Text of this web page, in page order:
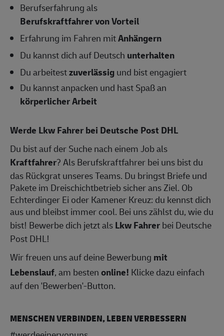
Berufserfahrung als
Berufskraftfahrer von Vorteil
Erfahrung im Fahren mitAnhängern
Du kannst dich auf Deutsch unterhalten
Du arbeitestzuverlässigund bist engagiert
Du kannst anpacken und hast Spaß an
körperlicher Arbeit
Werde Lkw Fahrer bei Deutsche Post DHL
Du bist auf der Suche nach einem Job als
Kraftfahrer? Als Berufskraftfahrer bei uns bist du
das Rückgrat unseres Teams. Du bringst Briefe und
Pakete im Dreischichtbetrieb sicher ans Ziel. Ob
Echterdinger Ei oder Kamener Kreuz: du kennst dich
aus und bleibst immer cool. Bei uns zählst du, wie du
bist! Bewerbe dich jetzt alsLkw Fahrerbei Deutsche
Post DHL!
Wir freuen uns auf deine Bewerbung mit
Lebenslauf, am bestenonline! Klicke dazu einfach
auf den 'Bewerben'-Button.
MENSCHEN VERBINDEN, LEBEN VERBESSERN